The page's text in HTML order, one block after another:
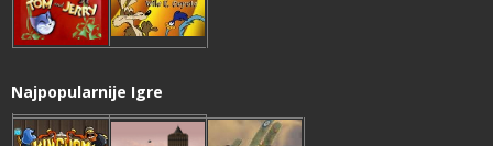
Najpopularnije Igre